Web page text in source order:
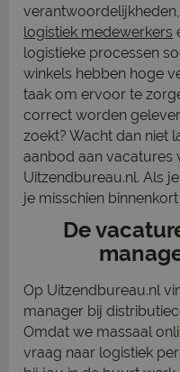
logistiek medewerkers
logistieke processen
winkels hebben hoge
taak om ervoor te
correct worden
zoekt? Wacht dan niet
aanbod aan vacatures
Uitzendbureau.nl. Als
je misschien
De
Op Uitzendbureau.nl
manager bij
Omdat we massaal
vraag naar logistiek